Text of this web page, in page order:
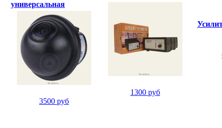
универсальная
3500 руб
1300 руб